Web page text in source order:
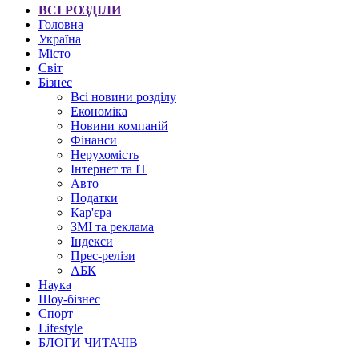
ВСІ РОЗДІЛИ
Головна
Україна
Місто
Світ
Бізнес
Всі новини розділу
Економіка
Новини компаній
Фінанси
Нерухомість
Інтернет та IT
Авто
Податки
Кар'єра
ЗМІ та реклама
Індекси
Прес-релізи
АБК
Наука
Шоу-бізнес
Спорт
Lifestyle
БЛОГИ ЧИТАЧІВ